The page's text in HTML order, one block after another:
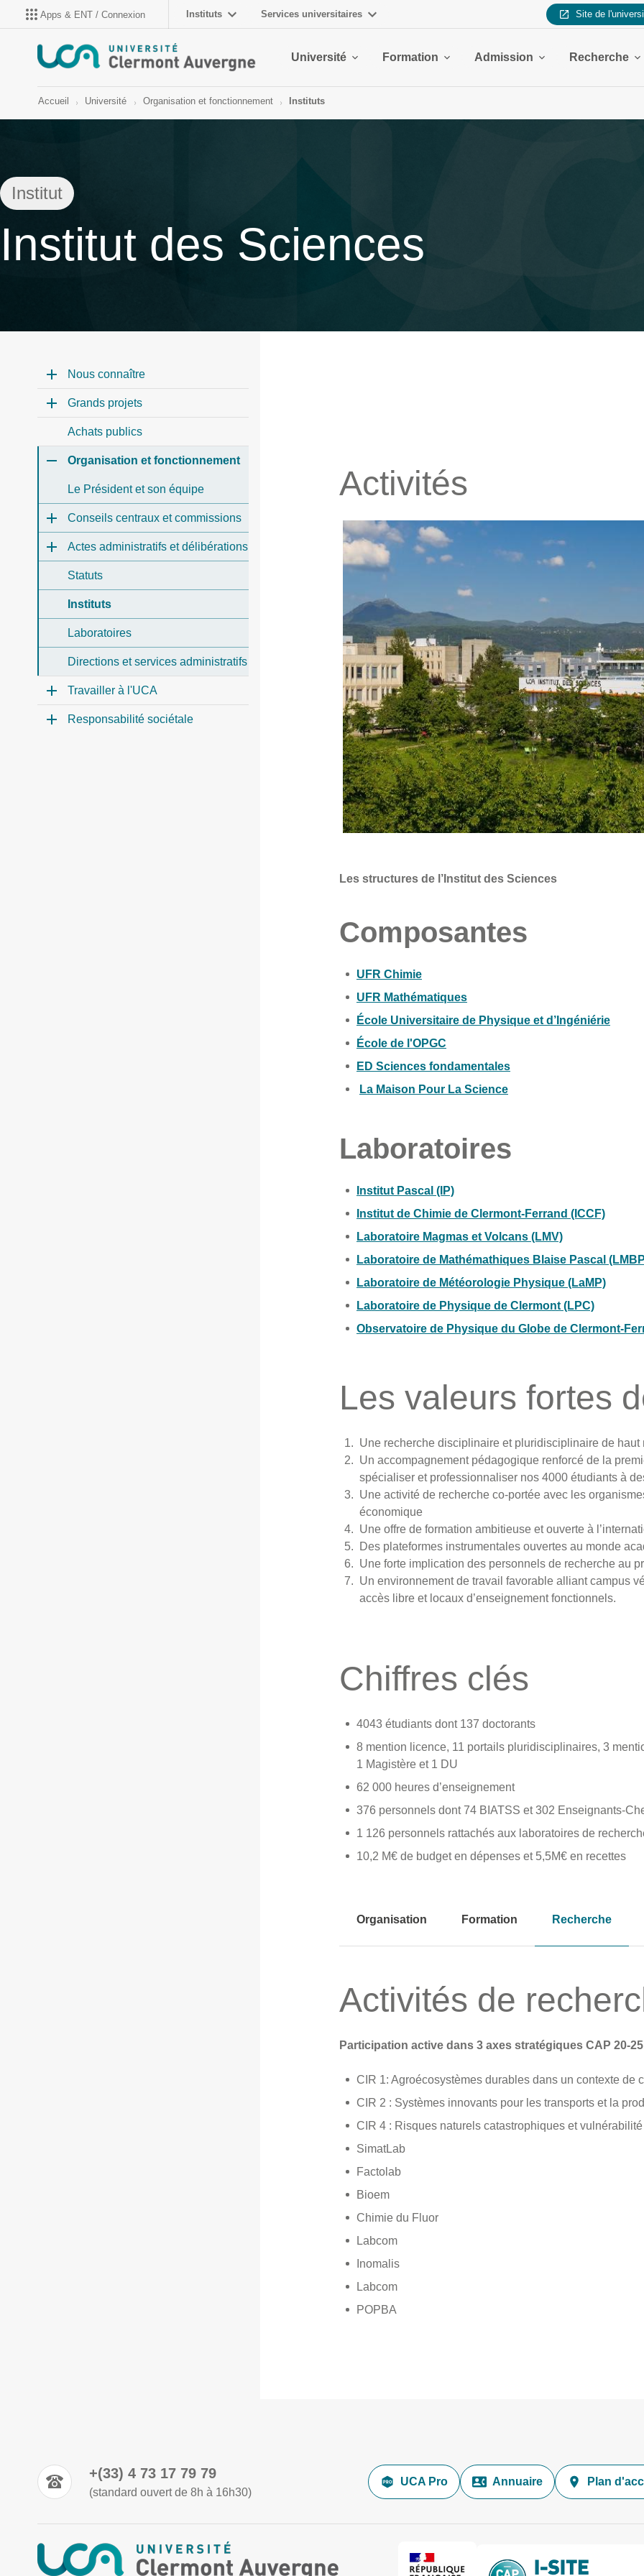
Apps & ENT / Connexion Instituts Services universitaires Site de
Université Formation Admission Recherche
Accueil Université Organisation et fonctionnement Instituts
Institut
Institut des Sciences
Activités
Les structures de l’Institut des Sciences
Composantes
UFR Chimie
UFR Mathématiques
École Universitaire de Physique et d’Ingéniérie
École de l'OPGC
ED Sciences fondamentales
La Maison Pour La Science
Laboratoires
Institut Pascal (IP)
Institut de Chimie de Clermont-Ferrand (ICCF)
Laboratoire Magmas et Volcans (LMV)
Laboratoire de Mathémathiques Blaise Pascal
Laboratoire de Météorologie Physique (LaMP)
Laboratoire de Physique de Clermont (LPC)
Observatoire de Physique du Globe de Clermont-
Les valeurs fortes
Une recherche disciplinaire et pluridisciplinaire de haut
Un accompagnement pédagogique renforcé de la
spécialiser et professionnaliser nos 4000 étudiants à
Une activité de recherche co-portée avec les
économique
Une offre de formation ambitieuse et ouverte à
Des plateformes instrumentales ouvertes au monde
Une forte implication des personnels de recherche au
Un environnement de travail favorable alliant campus
accès libre et locaux d’enseignement fonctionnels.
Chiffres clés
4043 étudiants dont 137 doctorants
8 mention licence, 11 portails pluridisciplinaires, 3
1 Magistère et 1 DU
62 000 heures d’enseignement
376 personnels dont 74 BIATSS et 302 Enseignants-
1 126 personnels rattachés aux laboratoires de
10,2 M€ de budget en dépenses et 5,5M€ en recettes
Organisation Formation Recherche
Activités de
Participation active dans 3 axes stratégiques CAP 20-
CIR 1: Agroécosystèmes durables dans un contexte de
CIR 2 : Systèmes innovants pour les transports et la
CIR 4 : Risques naturels catastrophiques et
SimatLab
Factolab
Bioem
Chimie du Fluor
Labcom
Inomalis
Labcom
POPBA
Nous connaître
Grands projets
Achats publics
Organisation et fonctionnement
Le Président et son équipe
Conseils centraux et commissions
Actes administratifs et délibérations
Statuts
Instituts
Laboratoires
Directions et services administratifs
Travailler à l'UCA
Responsabilité sociétale
+(33) 4 73 17 79 79
(standard ouvert de 8h à 16h30)
UCA Pro Annuaire Plan